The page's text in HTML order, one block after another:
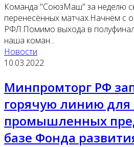
Команда "СоюзМаш" за неделю
перенесённых матчах.Начнём с
РФЛ.Помимо выхода в полуфинал
наша коман...
Новости
10.03.2022
Минпромторг РФ
горячую линию
промышленных
базе Фонда